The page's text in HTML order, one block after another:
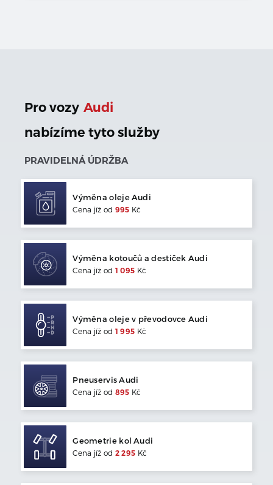
Pro vozy Audi
nabízíme tyto služby
PRAVIDELNÁ ÚDRŽBA
Výměna olejeAudi
Cena jíž od 995 Kč
Výměna kotoučů a destiček Audi
Cena jíž od 1 095 Kč
Výměna oleje v převodovce Audi
Cena jíž od 1 995 Kč
Pneuservis Audi
Cena jíž od 895 Kč
Geometrie kol Audi
Cena jíž od 2 295 Kč